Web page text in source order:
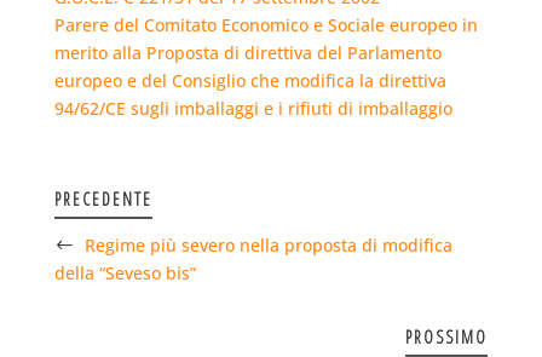
Parere del Comitato Economico e Sociale europeo in
merito alla Proposta di direttiva del Parlamento
europeo e del Consiglio che modifica la direttiva
94/62/CE sugli imballaggi e i rifiuti di imballaggio
PRECEDENTE
Regime più severo nella proposta di modifica
della “Seveso bis”
PROSSIMO